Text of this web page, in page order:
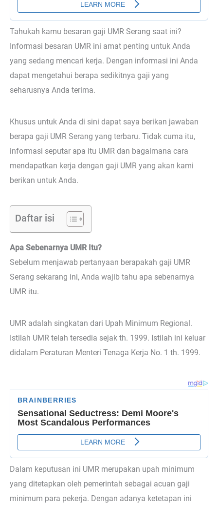
Tahukah kamu besaran gaji UMR Serang saat ini?
Informasi besaran UMR ini amat penting untuk Anda
yang sedang mencari kerja. Dengan informasi ini Anda
dapat mengetahui berapa sedikitnya gaji yang
seharusnya Anda terima.
Khusus untuk Anda di sini dapat saya berikan jawaban
berapa gaji UMR Serang yang terbaru. Tidak cuma itu,
informasi seputar apa itu UMR dan bagaimana cara
mendapatkan kerja dengan gaji UMR yang akan kami
berikan untuk Anda.
Daftar isi
Apa Sebenarnya UMR Itu?
Sebelum menjawab pertanyaan berapakah gaji UMR
Serang sekarang ini, Anda wajib tahu apa sebenarnya
UMR itu.
UMR adalah singkatan dari Upah Minimum Regional.
Istilah UMR telah tersedia sejak th. 1999. Istilah ini keluar
didalam Peraturan Menteri Tenaga Kerja No. 1 th. 1999.
Dalam keputusan ini UMR merupakan upah minimum
yang ditetapkan oleh pemerintah sebagai acuan gaji
minimum para pekerja. Dengan adanya ketetapan ini